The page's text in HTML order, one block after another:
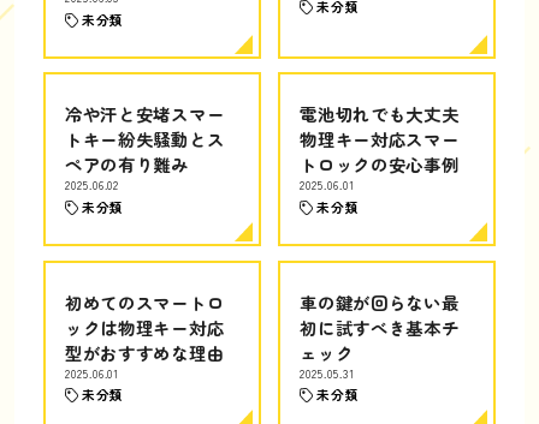
未分類
未分類
冷や汗と安堵スマー
トキー紛失騒動とス
ペアの有り難み
2025.06.02
未分類
電池切れでも大丈夫
物理キー対応スマー
トロックの安心事例
2025.06.01
未分類
初めてのスマートロ
ックは物理キー対応
型がおすすめな理由
2025.06.01
未分類
車の鍵が回らない最
初に試すべき基本チ
ェック
2025.05.31
未分類